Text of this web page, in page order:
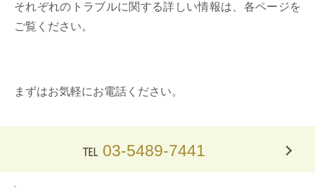
それぞれのトラブルに関する詳しい情報は、各ページを
ご覧ください。
まずはお気軽にお電話ください。
℡ 03-5489-7441